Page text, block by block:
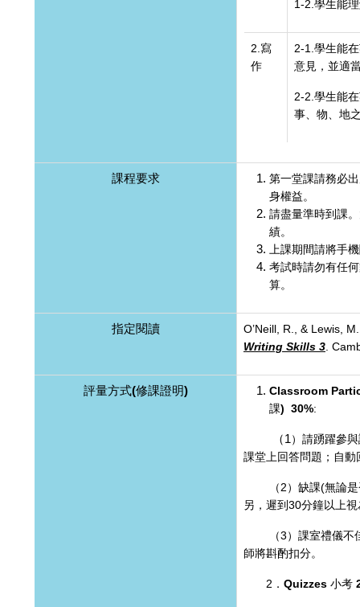
1-2.學生能
2.寫
作
2-1.學生能
意見，並適
2-2.學生能
事、物、地
課程要求
第一堂課請務必
身權益。
請盡量準時到課
績。
上課期間請將手
考試時請勿有任
算。
指定閱讀
O’Neill, R., & Lewis,
Writing Skills 3 .
評量方式(修課證明)
Classroom
課) 30%:
（1）請踴躍參
課堂上回答問題；自動
（2）缺課(無論是
另，遲到30分鐘以上
（3）課室禮儀不佳
師將斟酌扣分。
2． Quizzes 小考